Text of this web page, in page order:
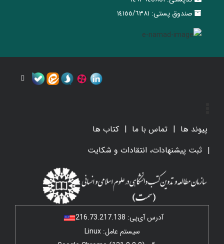
صندوق پستی: ١٤١٥٥/٦٣٨١
پیوند ها تماس با ما
کتاب ها
ثبت پیشنهادات، انتقادات و شکایت
آدرس آی‌پی: 216.73.217.138
سیستم عامل: Linux